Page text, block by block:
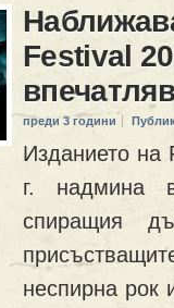
Festival
преди 3 години
Изданието на
г. надмина
спиращия
неспирна